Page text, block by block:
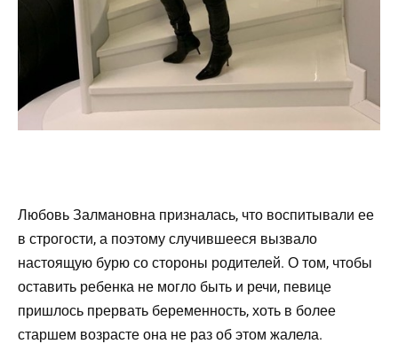
Любовь Залмановна призналась, что воспитывали ее
в строгости, а поэтому случившееся вызвало
настоящую бурю со стороны родителей. О том, чтобы
оставить ребенка не могло быть и речи, певице
пришлось прервать беременность, хоть в более
старшем возрасте она не раз об этом жалела.